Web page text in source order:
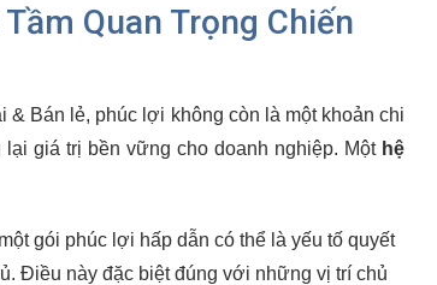
Quan Trọng Chiến
Bán lẻ, phúc lợi không còn là một khoản chi
giá trị bền vững cho doanh nghiệp. Một hệ
gói phúc lợi hấp dẫn có thể là yếu tố quyết
Điều này đặc biệt đúng với những vị trí chủ